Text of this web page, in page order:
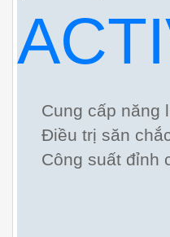
Cung cấp năng
Điều trị săn
Công suất đỉnh